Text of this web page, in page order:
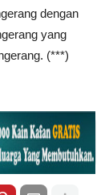
dengan
yang
(***)